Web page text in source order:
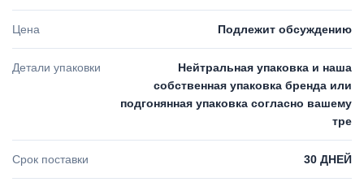
Цена Подлежит обсуждению
Детали упаковки
Нейтральная упаковка и наша
собственная упаковка бренда или
подгонянная упаковка согласно вашему
тре
Срок поставки 30 ДНЕЙ